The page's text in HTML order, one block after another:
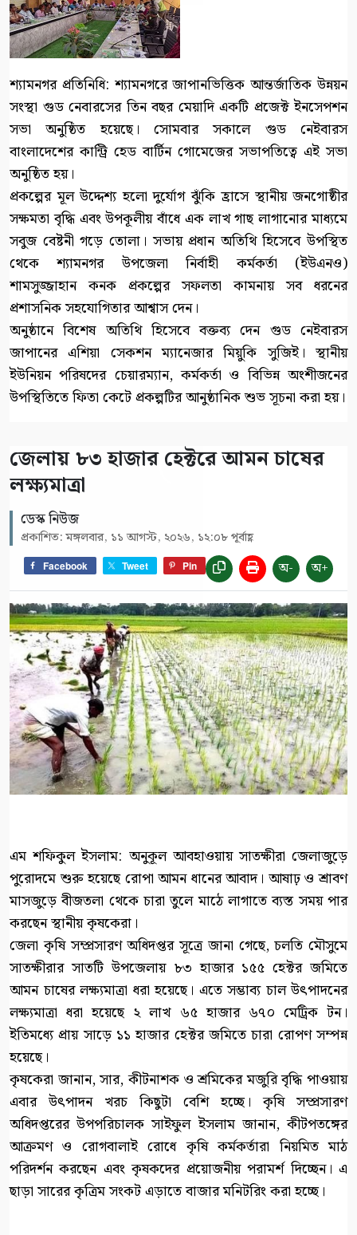
শ্যামনগর প্রতিনিধি: শ্যামনগরে জাপানভিত্তিক আন্তর্জাতিক উন্নয়ন
সংস্থা গুড নেবারসের তিন বছর মেয়াদি একটি প্রজেক্ট ইনসেপশন
সভা অনুষ্ঠিত হয়েছে। সোমবার সকালে গুড নেইবারস
বাংলাদেশের কান্ট্রি হেড বার্টিন গোমেজের সভাপতিত্বে এই সভা
অনুষ্ঠিত হয়।
প্রকল্পের মূল উদ্দেশ্য হলো দুর্যোগ ঝুঁকি হ্রাসে স্থানীয় জনগোষ্ঠীর
সক্ষমতা বৃদ্ধি এবং উপকূলীয় বাঁধে এক লাখ গাছ লাগানোর মাধ্যমে
সবুজ বেষ্টনী গড়ে তোলা। সভায় প্রধান অতিথি হিসেবে উপস্থিত
থেকে শ্যামনগর উপজেলা নির্বাহী কর্মকর্তা (ইউএনও)
শামসুজ্জাহান কনক প্রকল্পের সফলতা কামনায় সব ধরনের
প্রশাসনিক সহযোগিতার আশ্বাস দেন।
অনুষ্ঠানে বিশেষ অতিথি হিসেবে বক্তব্য দেন গুড নেইবারস
জাপানের এশিয়া সেকশন ম্যানেজার মিয়ুকি সুজিই। স্থানীয়
ইউনিয়ন পরিষদের চেয়ারম্যান, কর্মকর্তা ও বিভিন্ন অংশীজনের
উপস্থিতিতে ফিতা কেটে প্রকল্পটির আনুষ্ঠানিক শুভ সূচনা করা হয়।
জেলায় ৮৩ হাজার হেক্টরে আমন চাষের
লক্ষ্যমাত্রা
ডেস্ক নিউজ
প্রকাশিত: মঙ্গলবার, ১১ আগস্ট, ২০২৬, ১২:০৮ পূর্বাহ্ণ
Facebook Tweet Pin অ- অ+
এম শফিকুল ইসলাম: অনুকূল আবহাওয়ায় সাতক্ষীরা জেলাজুড়ে
পুরোদমে শুরু হয়েছে রোপা আমন ধানের আবাদ। আষাঢ় ও শ্রাবণ
মাসজুড়ে বীজতলা থেকে চারা তুলে মাঠে লাগাতে ব্যস্ত সময় পার
করছেন স্থানীয় কৃষকেরা।
জেলা কৃষি সম্প্রসারণ অধিদপ্তর সূত্রে জানা গেছে, চলতি মৌসুমে
সাতক্ষীরার সাতটি উপজেলায় ৮৩ হাজার ১৫৫ হেক্টর জমিতে
আমন চাষের লক্ষ্যমাত্রা ধরা হয়েছে। এতে সম্ভাব্য চাল উৎপাদনের
লক্ষ্যমাত্রা ধরা হয়েছে ২ লাখ ৬৫ হাজার ৬৭০ মেট্রিক টন।
ইতিমধ্যে প্রায় সাড়ে ১১ হাজার হেক্টর জমিতে চারা রোপণ সম্পন্ন
হয়েছে।
কৃষকেরা জানান, সার, কীটনাশক ও শ্রমিকের মজুরি বৃদ্ধি পাওয়ায়
এবার উৎপাদন খরচ কিছুটা বেশি হচ্ছে। কৃষি সম্প্রসারণ
অধিদপ্তরের উপপরিচালক সাইফুল ইসলাম জানান, কীটপতঙ্গের
আক্রমণ ও রোগবালাই রোধে কৃষি কর্মকর্তারা নিয়মিত মাঠ
পরিদর্শন করছেন এবং কৃষকদের প্রয়োজনীয় পরামর্শ দিচ্ছেন। এ
ছাড়া সারের কৃত্রিম সংকট এড়াতে বাজার মনিটরিং করা হচ্ছে।